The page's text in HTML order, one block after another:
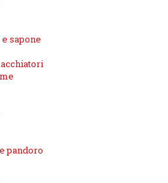
sapone
pandoro